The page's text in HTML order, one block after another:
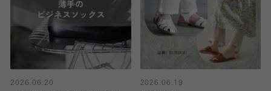
2026.06.20
2026.06.19